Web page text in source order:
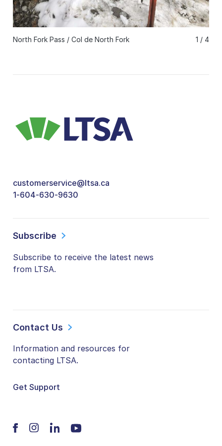
North Fork Pass / Col de North Fork 1 / 4
customerservice@ltsa.ca
1-604-630-9630
Subscribe
Subscribe to receive the latest news
from LTSA.
Contact Us
Information and resources for
contacting LTSA.
Get Support